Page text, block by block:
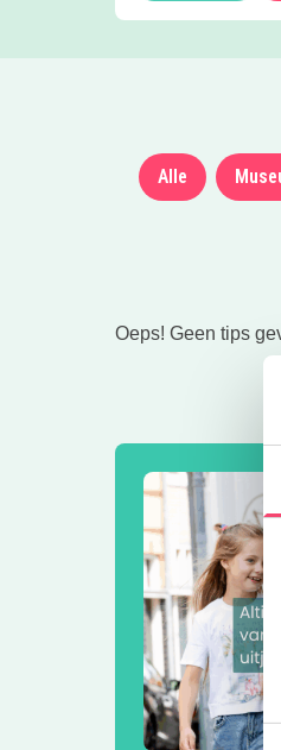
Alle
Oeps! Geen tips